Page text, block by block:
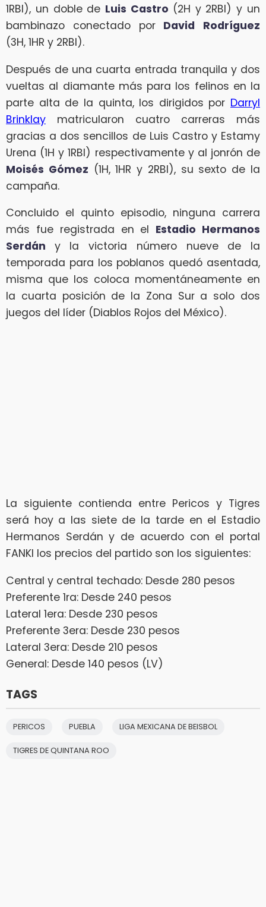
1RBI), un doble de Luis Castro (2H y 2RBI) y un
bambinazo conectado por David
Rodríguez
(3H, 1HR y 2RBI).
Después de una cuarta entrada tranquila y dos
vueltas al diamante más para los felinos en la
parte alta de la quinta, los dirigidos por Darryl
Brinklay matricularon cuatro carreras más
gracias a dos sencillos de Luis Castro y Estamy
Urena (1H y 1RBI) respectivamente y al jonrón de
Moisés Gómez (1H, 1HR y 2RBI), su sexto de la
campaña.
Concluido el quinto episodio, ninguna carrera
más fue registrada en el Estadio Hermanos
Serdán y la victoria número nueve de la
temporada para los poblanos quedó asentada,
misma que los coloca momentáneamente en
la cuarta posición de la Zona Sur a solo dos
juegos del líder (Diablos Rojos del México).
La siguiente contienda entre Pericos y Tigres
será hoy a las siete de la tarde en el Estadio
Hermanos Serdán y de acuerdo con el portal
FANKI los precios del partido son los siguientes:
Central y central techado: Desde 280 pesos
Preferente 1ra: Desde 240 pesos
Lateral 1era: Desde 230 pesos
Preferente 3era: Desde 230 pesos
Lateral 3era: Desde 210 pesos
General: Desde 140 pesos (LV)
TAGS
PERICOS PUEBLA LIGA MEXICANA DE BEISBOL
TIGRES DE QUINTANA ROO